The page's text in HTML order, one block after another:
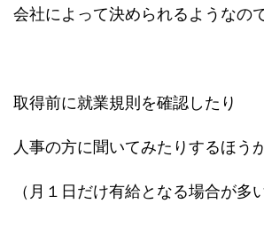
会社によって決められるようなので
取得前に就業規則を確認したり
人事の方に聞いてみたりするほう
（月１日だけ有給となる場合が多